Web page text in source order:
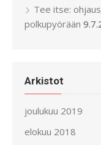
Tee itse:
polkupyörään
Arkistot
joulukuu 2019
elokuu 2018